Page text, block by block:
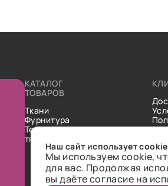
КАТАЛОГ
ТОВАРОВ
Ткани
Фурнитура
Технические
ткани
Наш сайт использует cookie
Мы используем cookie,
для вас. Продолжая
вы даёте согласие на